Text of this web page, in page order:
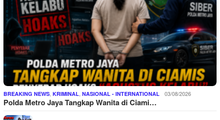
BREAKING NEWS KRIMINAL NASIONAL - INTERNATIONAL 03/08/2026
Polda Metro Jaya Tangkap Wanita di Ciami…